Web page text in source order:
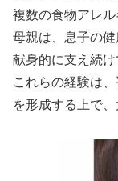
複数の食物アレル
母親は、息子の健
献身的に支え続け
これらの経験は
を形成する上で